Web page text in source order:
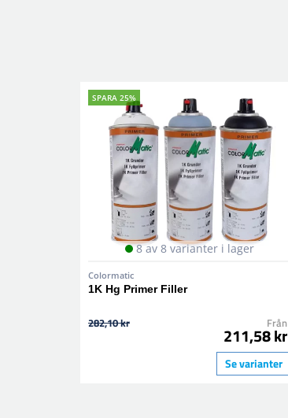
SPARA 25%
8 av 8 varianter i lager
Colormatic
1K Hg Primer Filler
282,10 kr Från
211,58 kr
Se varianter